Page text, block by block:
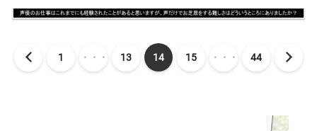
1 ・・・ 13 14 15 ・・・ 44